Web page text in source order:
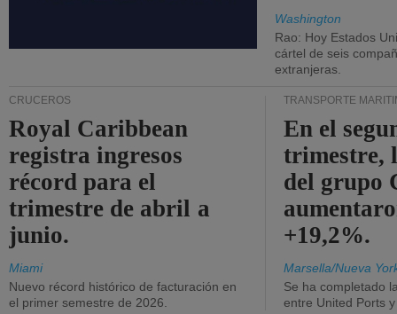
Washington
Rao: Hoy Estados
cártel de seis
extranjeras.
CRUCEROS
Royal Caribbean
registra ingresos
récord para el
trimestre de abril a
junio.
Miami
Nuevo récord histórico de facturación en
el primer semestre de 2026.
TRANSPORTE
En el
trimestre,
del grupo
+19,2%.
Marsella/Nueva
Se ha completado
entre United Ports